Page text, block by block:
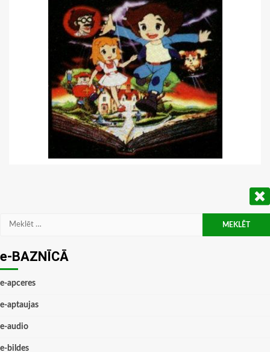
Meklēt:
e-BAZNĪCĀ
e-apceres
e-aptaujas
e-audio
e-bildes